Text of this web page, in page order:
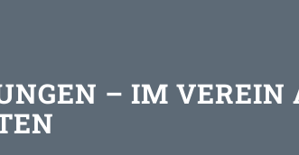
– IM VEREIN